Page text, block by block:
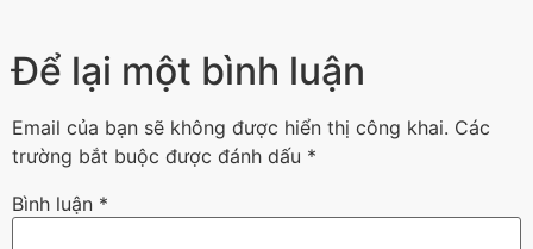
Để lại một bình luận
Email của bạn sẽ không được hiển thị công khai. Các
trường bắt buộc được đánh dấu *
Bình luận *